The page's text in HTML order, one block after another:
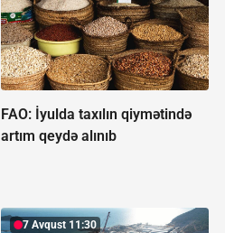
FAO: İyulda taxılın qiymətində
artım qeydə alınıb
7 Avqust 11:30